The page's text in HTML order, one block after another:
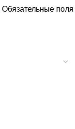
Обязательные поля